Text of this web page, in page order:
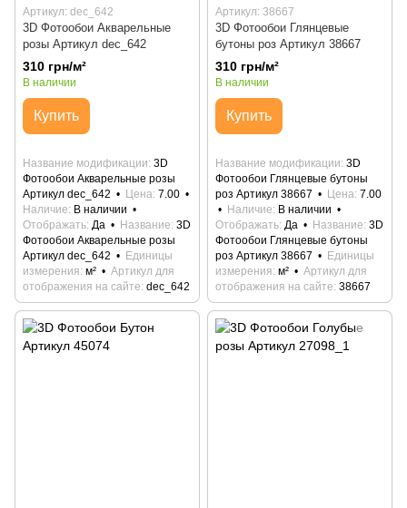
Артикул: dec_642
3D Фотообои Акварельные
розы Артикул dec_642
310 грн/м²
В наличии
Купить
Название модификации 3D
Фотообои Акварельные розы
Артикул dec_642
Цена 7.00
Наличие В наличии
Отображать Да Название 3D
Фотообои Акварельные розы
Артикул dec_642
Единицы
измерения м²
Артикул для
отображения на сайте dec_642
Артикул: 38667
3D Фотообои Глянцевые
бутоны роз Артикул 38667
310 грн/м²
В наличии
Купить
Название модификации 3D
Фотообои Глянцевые бутоны
роз Артикул 38667
Цена 7.00
Наличие В наличии
Отображать Да Название 3D
Фотообои Глянцевые бутоны
роз Артикул 38667
Единицы
измерения м²
Артикул для
отображения на сайте 38667